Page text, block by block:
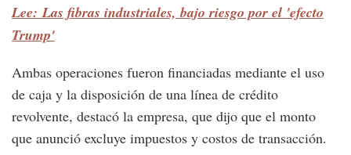
Lee: Las fibras industriales, bajo riesgo por el 'efecto
Trump'
Ambas operaciones fueron financiadas mediante el uso
de caja y la disposición de una línea de crédito
revolvente, destacó la empresa, que dijo que el monto
que anunció excluye impuestos y costos de transacción.